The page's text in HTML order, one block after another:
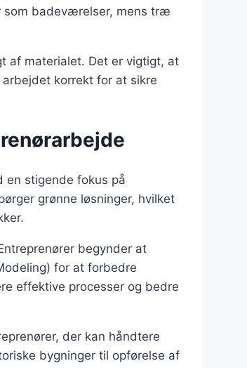
som badeværelser, mens træ
af materialet. Det er vigtigt, at
korrekt for at sikre
en stigende fokus på
grønne løsninger, hvilket
begynder at
for at forbedre
effektive processer og bedre
der kan håndtere
bygninger til opførelse af